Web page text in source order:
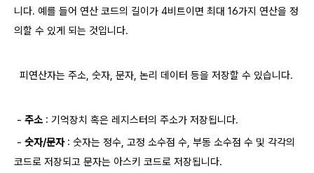
니다. 예를 들어 연산 코드의 길이가 4비트이면 최대 16가지 연산을 정
의할 수 있게 되는 것입니다.
피연산자는 주소, 숫자, 문자, 논리 데이터 등을 저장할 수 있습니다.
- 주소 : 기억장치 혹은 레지스터의 주소가 저장됩니다.
- 숫자/문자 : 숫자는 정수, 고정 소수점 수, 부동 ​소수점 수 및 각각의
코드로 저장되고 문자는 아스키 코드로 저장됩니다.